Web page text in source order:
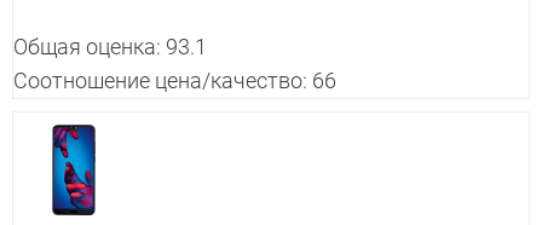
Общая оценка: 93.1
Соотношение цена/качество: 66